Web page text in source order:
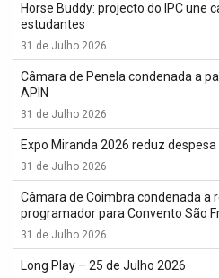
Horse Buddy: projecto do IPC une
estudantes
31 de Julho 2026
Câmara de Penela condenada a
APIN
31 de Julho 2026
Expo Miranda 2026 reduz
31 de Julho 2026
Câmara de Coimbra condenada a
programador para Convento São
31 de Julho 2026
Long Play – 25 de Julho 2026